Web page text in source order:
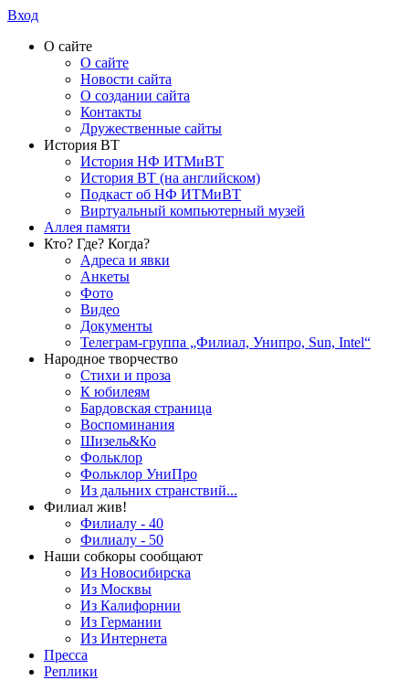
Вход
О сайте
О сайте
Новости сайта
О создании сайта
Контакты
Дружественные сайты
История ВТ
История НФ ИТМиВТ
История ВТ (на английском)
Подкаст об НФ ИТМиВТ
Виртуальный компьютерный музей
Аллея памяти
Кто? Где? Когда?
Адреса и явки
Анкеты
Фото
Видео
Документы
Телеграм-группа „Филиал, Унипро, Sun, Intel“
Народное творчество
Стихи и проза
К юбилеям
Бардовская страница
Воспоминания
Шизель&Ко
Фольклор
Фольклор УниПро
Из дальних странствий...
Филиал жив!
Филиалу - 40
Филиалу - 50
Наши собкоры сообщают
Из Новосибирска
Из Москвы
Из Калифорнии
Из Германии
Из Интернета
Пресса
Реплики